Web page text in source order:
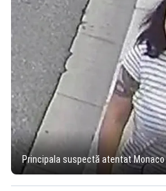
Principala suspectă atentat Monaco